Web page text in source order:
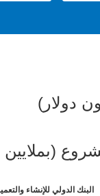
دولار)
(بملايين
البنك الدولي للإنشاء